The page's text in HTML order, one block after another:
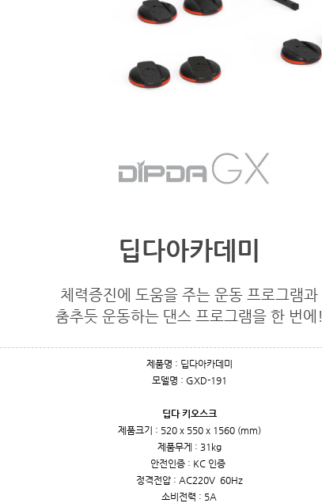
딥다아카데미
체력증진에 도움을 주는 운동 프로그램과
춤추듯 운동하는 댄스 프로그램을 한 번에!
제품명 : 딥다아카데미
모델명 : GXD-191
딥다 키오스크
제품크기 : 520 x 550 x 1560 (mm)
제품무게 : 31kg
안전인증 : KC 인증
정격전압 : AC220V 60Hz
소비전력 : 5A